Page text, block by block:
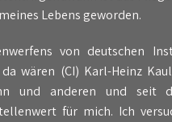
Lebens geworden.
von deutschen
wären (CI) Karl-Heinz
und anderen und seit
für mich. Ich